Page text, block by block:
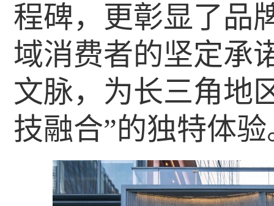
程碑，更彰显了品
域消费者的坚定承
文脉，为长三角地
技融合”的独特体验